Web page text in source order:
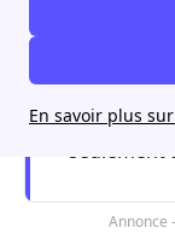
En savoir plus
Rappel à
seulement
Annonce